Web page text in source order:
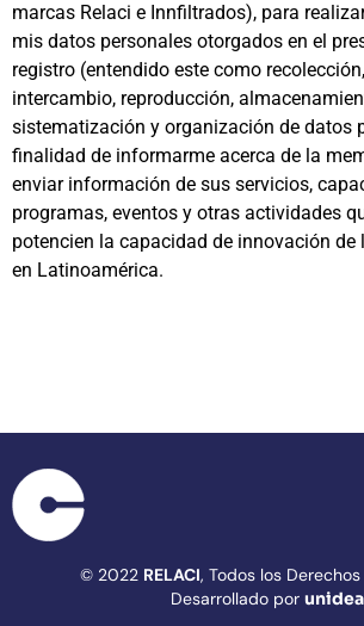
marcas Relaci e Innfiltrados), para
mis datos personales otorgados en el
registro (entendido este como
intercambio, reproducción,
sistematización y organización de datos
finalidad de informarme acerca de la
enviar información de sus servicios,
programas, eventos y otras actividades
potencien la capacidad de innovación de
en Latinoamérica.
© 2022 RELACI, Todos los
Desarrollado por unidea